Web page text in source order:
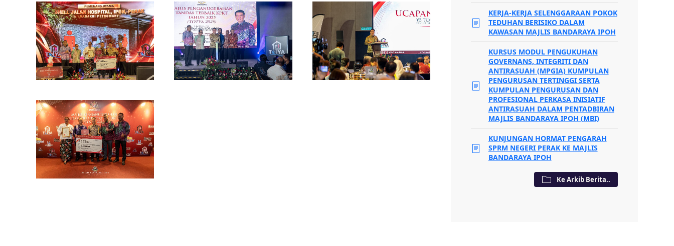
KERJA-KERJA SELENGGARAAN POKOK
TEDUHAN BERISIKO DALAM
KAWASAN MAJLIS BANDARAYA IPOH
KURSUS MODUL PENGUKUHAN
GOVERNANS, INTEGRITI DAN
ANTIRASUAH (MPGIA) KUMPULAN
PENGURUSAN TERTINGGI SERTA
KUMPULAN PENGURUSAN DAN
PROFESIONAL PERKASA INISIATIF
ANTIRASUAH DALAM PENTADBIRAN
MAJLIS BANDARAYA IPOH (MBI)
KUNJUNGAN HORMAT PENGARAH
SPRM NEGERI PERAK KE MAJLIS
BANDARAYA IPOH
Ke Arkib Berita..